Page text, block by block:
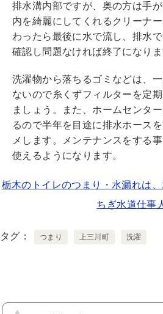
排水溝内部ですが、奥の方は手
内を綺麗にしてくれるクリーナ
わったら最後に水で流し、排水
確認し問題なければ終了になりま
洗濯物から落ちるゴミなどは、
ないので糸くずフィルターを定
ましょう。また、ホームセンタ
るので半年を目途に排水ホース
メします。メンテナンスをする
使えるようになります。
栃木のトイレのつまり・水漏れは
ちぎ水道仕事
タグ つまり 上三川町 洗濯